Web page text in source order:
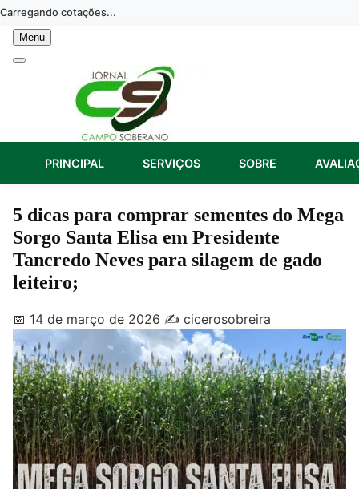
Skip
to
content
Carregando cotações...
Menu
PRINCIPAL SERVIÇOS SOBRE
5 dicas para comprar sementes do Mega
Sorgo Santa Elisa em Presidente
Tancredo Neves para silagem de gado
leiteiro;
📅 14 de março de 2026 ✍️ cicerosobreira